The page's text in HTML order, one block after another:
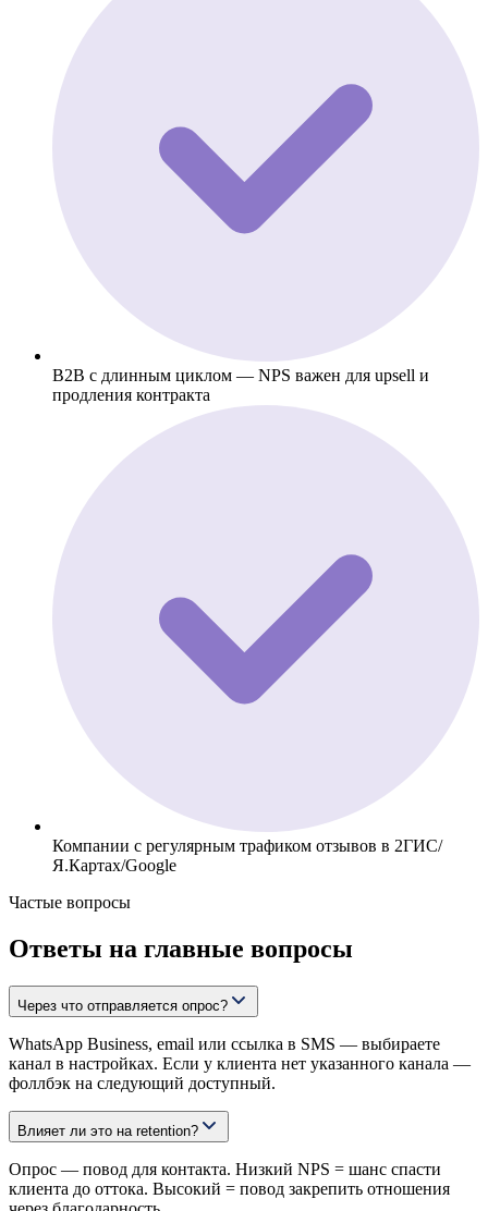
B2B с длинным циклом — NPS важен для upsell и
продления контракта
Компании с регулярным трафиком отзывов в 2ГИС/
Я.Картах/Google
Частые вопросы
Ответы на главные вопросы
Через что отправляется опрос?
WhatsApp Business, email или ссылка в SMS — выбираете
канал в настройках. Если у клиента нет указанного канала —
фоллбэк на следующий доступный.
Влияет ли это на retention?
Опрос — повод для контакта. Низкий NPS = шанс спасти
клиента до оттока. Высокий = повод закрепить отношения